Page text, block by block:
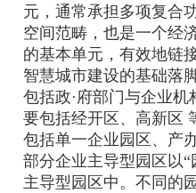
元，通常承担多项复合
空间范畴，也是一个经
的基本单元，有效地链
智慧城市建设的基础落
包括政·府部门与企业机
要包括经开区、高新区
包括单一企业园区、产
部分企业主导型园区以“
主导型园区中。不同的